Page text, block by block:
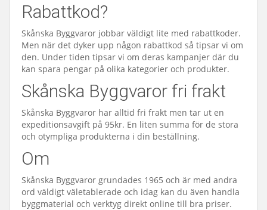
Rabattkod?
Skånska Byggvaror jobbar väldigt lite med rabattkoder.
Men när det dyker upp någon rabattkod så tipsar vi om
den. Under tiden tipsar vi om deras kampanjer där du
kan spara pengar på olika kategorier och produkter.
Skånska Byggvaror fri frakt
Skånska Byggvaror har alltid fri frakt men tar ut en
expeditionsavgift på 95kr. En liten summa för de stora
och otympliga produkterna i din beställning.
Om
Skånska Byggvaror grundades 1965 och är med andra
ord väldigt väletablerade och idag kan du även handla
byggmaterial och verktyg direkt online till bra priser.